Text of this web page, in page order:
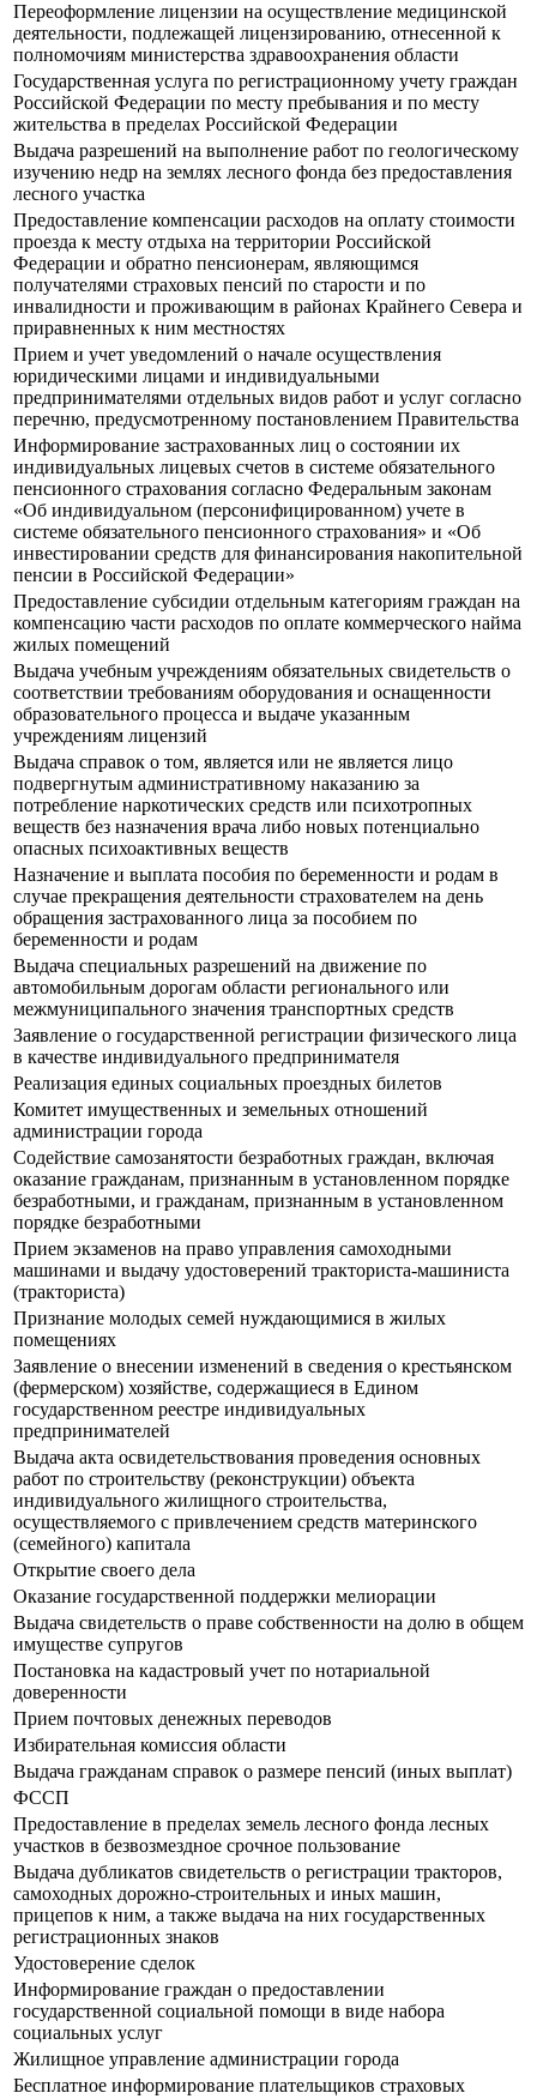
Переоформление лицензии на осуществление медицинской
деятельности, подлежащей лицензированию, отнесенной к
полномочиям министерства здравоохранения области
Государственная услуга по регистрационному учету граждан
Российской Федерации по месту пребывания и по месту
жительства в пределах Российской Федерации
Выдача разрешений на выполнение работ по геологическому
изучению недр на землях лесного фонда без предоставления
лесного участка
Предоставление компенсации расходов на оплату стоимости
проезда к месту отдыха на территории Российской
Федерации и обратно пенсионерам, являющимся
получателями страховых пенсий по старости и по
инвалидности и проживающим в районах Крайнего Севера и
приравненных к ним местностях
Прием и учет уведомлений о начале осуществления
юридическими лицами и индивидуальными
предпринимателями отдельных видов работ и услуг согласно
перечню, предусмотренному постановлением Правительства
Информирование застрахованных лиц о состоянии их
индивидуальных лицевых счетов в системе обязательного
пенсионного страхования согласно Федеральным законам
«Об индивидуальном (персонифицированном) учете в
системе обязательного пенсионного страхования» и «Об
инвестировании средств для финансирования накопительной
пенсии в Российской Федерации»
Предоставление субсидии отдельным категориям граждан на
компенсацию части расходов по оплате коммерческого найма
жилых помещений
Выдача учебным учреждениям обязательных свидетельств о
соответствии требованиям оборудования и оснащенности
образовательного процесса и выдаче указанным
учреждениям лицензий
Выдача справок о том, является или не является лицо
подвергнутым административному наказанию за
потребление наркотических средств или психотропных
веществ без назначения врача либо новых потенциально
опасных психоактивных веществ
Назначение и выплата пособия по беременности и родам в
случае прекращения деятельности страхователем на день
обращения застрахованного лица за пособием по
беременности и родам
Выдача специальных разрешений на движение по
автомобильным дорогам области регионального или
межмуниципального значения транспортных средств
Заявление о государственной регистрации физического лица
в качестве индивидуального предпринимателя
Реализация единых социальных проездных билетов
Комитет имущественных и земельных отношений
администрации города
Содействие самозанятости безработных граждан, включая
оказание гражданам, признанным в установленном порядке
безработными, и гражданам, признанным в установленном
порядке безработными
Прием экзаменов на право управления самоходными
машинами и выдачу удостоверений тракториста-машиниста
(тракториста)
Признание молодых семей нуждающимися в жилых
помещениях
Заявление о внесении изменений в сведения о крестьянском
(фермерском) хозяйстве, содержащиеся в Едином
государственном реестре индивидуальных
предпринимателей
Выдача акта освидетельствования проведения основных
работ по строительству (реконструкции) объекта
индивидуального жилищного строительства,
осуществляемого с привлечением средств материнского
(семейного) капитала
Открытие своего дела
Оказание государственной поддержки мелиорации
Выдача свидетельств о праве собственности на долю в общем
имуществе супругов
Постановка на кадастровый учет по нотариальной
доверенности
Прием почтовых денежных переводов
Избирательная комиссия области
Выдача гражданам справок о размере пенсий (иных выплат)
ФССП
Предоставление в пределах земель лесного фонда лесных
участков в безвозмездное срочное пользование
Выдача дубликатов свидетельств о регистрации тракторов,
самоходных дорожно-строительных и иных машин,
прицепов к ним, а также выдача на них государственных
регистрационных знаков
Удостоверение сделок
Информирование граждан о предоставлении
государственной социальной помощи в виде набора
социальных услуг
Жилищное управление администрации города
Бесплатное информирование плательщиков страховых